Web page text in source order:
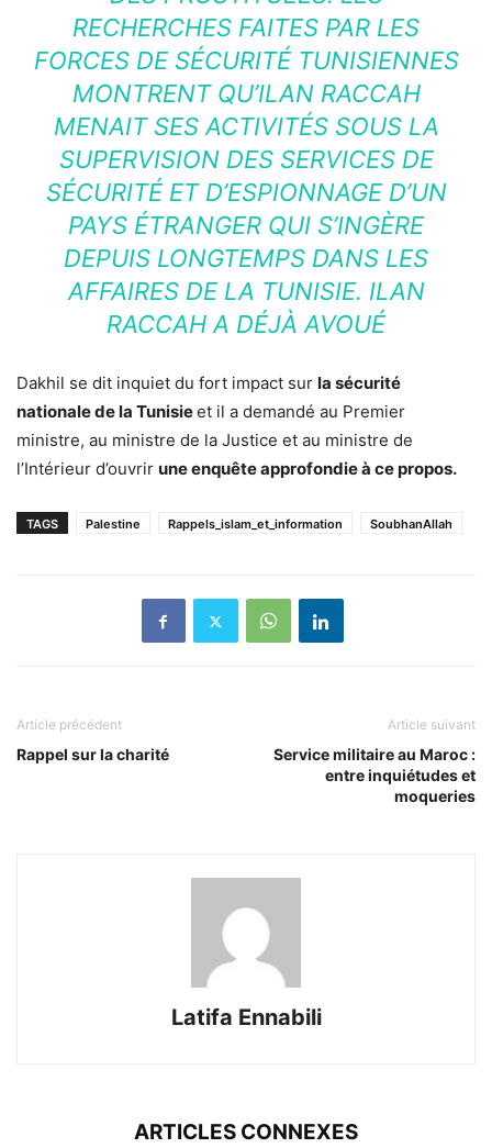
RECHERCHES FAITES PAR LES
FORCES DE SÉCURITÉ TUNISIENNES
MONTRENT QU’ILAN RACCAH
MENAIT SES ACTIVITÉS SOUS LA
SUPERVISION DES SERVICES DE
SÉCURITÉ ET D’ESPIONNAGE D’UN
PAYS ÉTRANGER QUI S’INGÈRE
DEPUIS LONGTEMPS DANS LES
AFFAIRES DE LA TUNISIE. ILAN
RACCAH A DÉJÀ AVOUÉ
Dakhil se dit inquiet du fort impact sur la sécurité
nationale de la Tunisieet il a demandé au Premier
ministre, au ministre de la Justice et au ministre de
l’Intérieur d’ouvrir une enquête approfondie à ce propos.
TAGS Palestine Rappels_islam_et_information SoubhanAllah
Article précédent
Rappel sur la charité
Article suivant
Service militaire au Maroc :
entre inquiétudes et
moqueries
Latifa Ennabili
ARTICLES CONNEXES